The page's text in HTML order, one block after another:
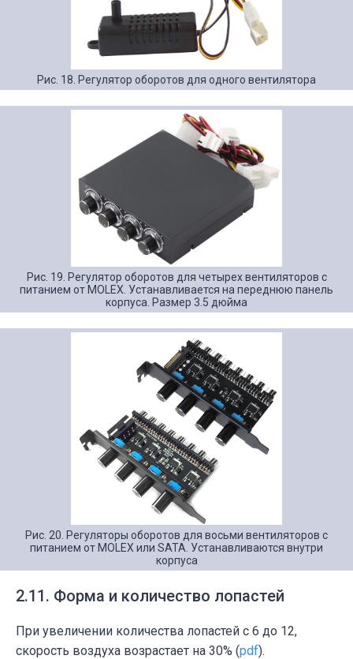
Рис. 18. Регулятор оборотов для одного вентилятора
Рис. 19. Регулятор оборотов для четырех вентиляторов с
питанием от MOLEX. Устанавливается на переднюю панель
корпуса. Размер 3.5 дюйма
Рис. 20. Регуляторы оборотов для восьми вентиляторов с
питанием от MOLEX или SATA. Устанавливаются внутри
корпуса
2.11. Форма и количество лопастей
При увеличении количества лопастей с 6 до 12,
скорость воздуха возрастает на 30% (pdf).